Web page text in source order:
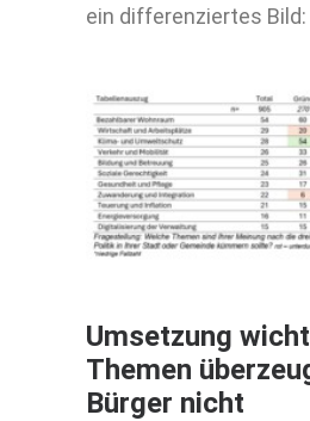
ein differenziertes Bild:
Umsetzung
Themen
Bürger nicht